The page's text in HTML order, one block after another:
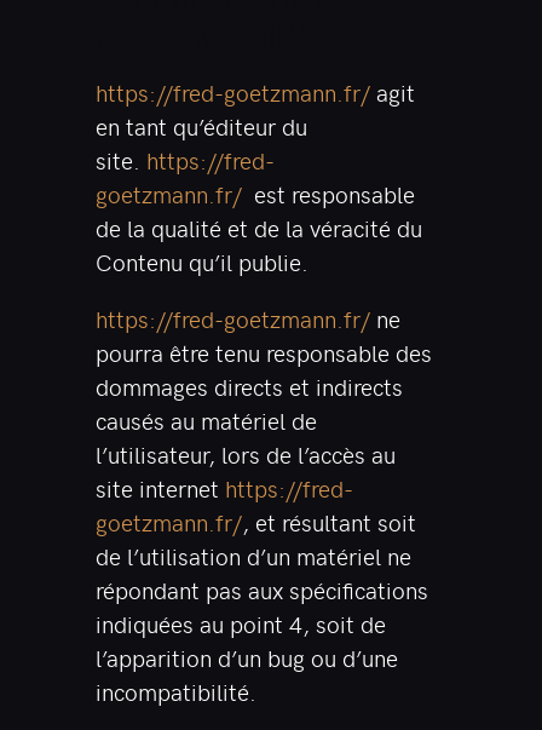
https://fred-goetzmann.fr/ agit
en tant qu’éditeur du
site. https://fred-
goetzmann.fr/ est responsable
de la qualité et de la véracité du
Contenu qu’il publie.
https://fred-goetzmann.fr/ ne
pourra être tenu responsable des
dommages directs et indirects
causés au matériel de
l’utilisateur, lors de l’accès au
site internet https://fred-
goetzmann.fr/, et résultant soit
de l’utilisation d’un matériel ne
répondant pas aux spécifications
indiquées au point 4, soit de
l’apparition d’un bug ou d’une
incompatibilité.